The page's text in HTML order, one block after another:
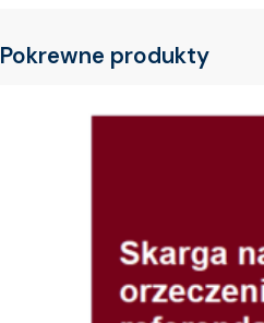
Pokrewne produkty